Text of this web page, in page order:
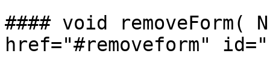
#### void removeForm(
href="#removeform"